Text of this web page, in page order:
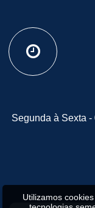
Segunda à Sexta
Utilizamos